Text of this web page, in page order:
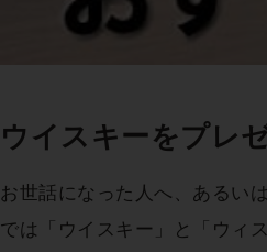
ウイスキーをプレ
お世話になった人へ、あるい
では「ウイスキー」と「ウィ